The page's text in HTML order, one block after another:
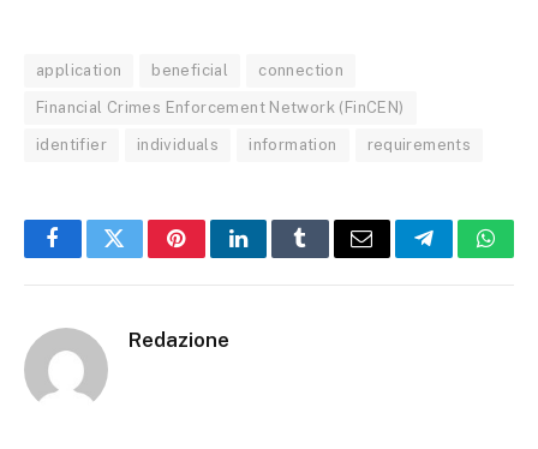
application beneficial connection
Financial Crimes Enforcement Network (FinCEN)
identifier individuals information requirements
FacebookTwitterPinterestLinkedInTumblrEmail Telegram
Redazione